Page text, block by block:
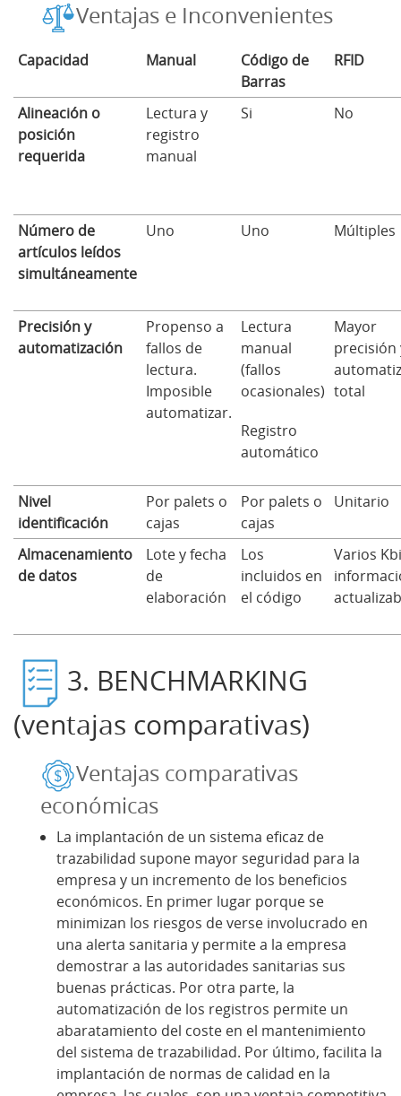
Ventajas e Inconvenientes
Capacidad Manual
Código de
Barras
RFID
Alineación o
posición
requerida
Lectura y
registro
manual
Si No
Número de
artículos leídos
simultáneamente
Uno Uno Múltiples
Precisión y
automatización
Propenso a
fallos de
lectura.
Imposible
automatizar.
Lectura
manual
(fallos
ocasionales)
Registro
automático
Mayor
precisión
total
Nivel
identificación
Por palets o
cajas
Por palets o
cajas
Unitario
Almacenamiento
de datos
Lote y fecha
de
elaboración
Los
incluidos en
el código
Varios
3. BENCHMARKING
(ventajas comparativas)
Ventajas comparativas
económicas
La implantación de un sistema eficaz de
trazabilidad supone mayor seguridad para la
empresa y un incremento de los beneficios
económicos. En primer lugar porque se
minimizan los riesgos de verse involucrado en
una alerta sanitaria y permite a la empresa
demostrar a las autoridades sanitarias sus
buenas prácticas. Por otra parte, la
automatización de los registros permite un
abaratamiento del coste en el mantenimiento
del sistema de trazabilidad. Por último, facilita la
implantación de normas de calidad en la